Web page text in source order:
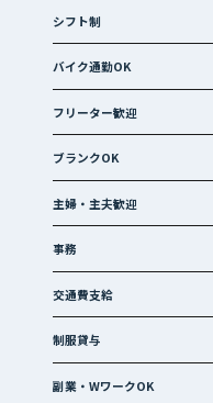
シフト制
バイク通勤OK
フリーター歓迎
ブランクOK
主婦・主夫歓迎
事務
交通費支給
制服貸与
副業・WワークOK